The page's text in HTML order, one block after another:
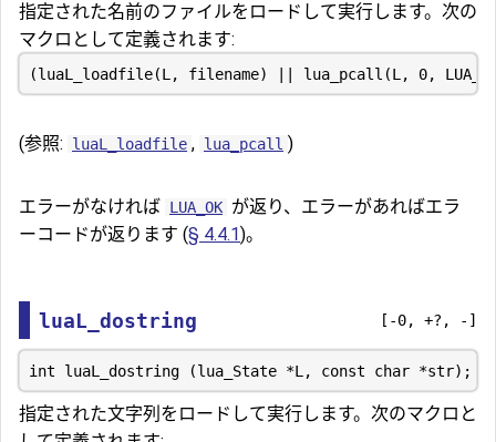
指定された名前のファイルをロードして実行します。次の
マクロとして定義されます:
(参照: luaL_loadfile , lua_pcall )
エラーがなければ LUA_OK が返り、エラーがあればエラ
ーコードが返ります (§ 4.4.1)。
luaL_dostring [-0, +?, -]
指定された文字列をロードして実行します。次のマクロと